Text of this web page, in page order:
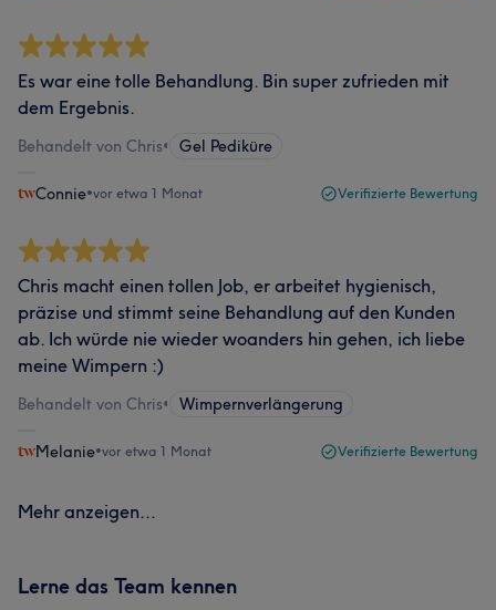
Es war eine tolle Behandlung. Bin super zufrieden mit
dem Ergebnis.
Behandelt von Chris• Gel Pediküre
Connie•vor etwa 1 Monat Verifizierte Bewertung
Chris macht einen tollen Job, er arbeitet hygienisch,
präzise und stimmt seine Behandlung auf den Kunden
ab. Ich würde nie wieder woanders hin gehen, ich liebe
meine Wimpern :)
Behandelt von Chris• Wimpernverlängerung
Melanie•vor etwa 1 Monat Verifizierte Bewertung
Mehr anzeigen...
Lerne das Team kennen